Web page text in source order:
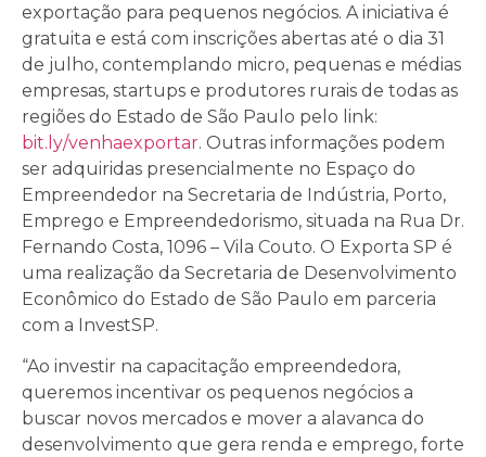
exportação para pequenos negócios. A iniciativa é
gratuita e está com inscrições abertas até o dia 31
de julho, contemplando micro, pequenas e médias
empresas, startups e produtores rurais de todas as
regiões do Estado de São Paulo pelo link:
bit.ly/venhaexportar. Outras informações podem
ser adquiridas presencialmente no Espaço do
Empreendedor na Secretaria de Indústria, Porto,
Emprego e Empreendedorismo, situada na Rua Dr.
Fernando Costa, 1096 – Vila Couto. O Exporta SP é
uma realização da Secretaria de Desenvolvimento
Econômico do Estado de São Paulo em parceria
com a InvestSP.
“Ao investir na capacitação empreendedora,
queremos incentivar os pequenos negócios a
buscar novos mercados e mover a alavanca do
desenvolvimento que gera renda e emprego, forte